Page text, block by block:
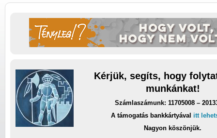
Kérjük, segíts, hogy
munkánkat!
Számlaszámunk: 11705008 –
A támogatás bankkártyával itt
Nagyon köszönjük.